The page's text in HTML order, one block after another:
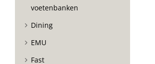
voetenbanken
Dining
EMU
Fast